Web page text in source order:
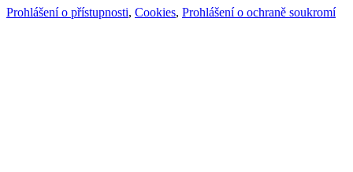
Prohlášení o přístupnosti, Cookies, Prohlášení o ochraně soukromí